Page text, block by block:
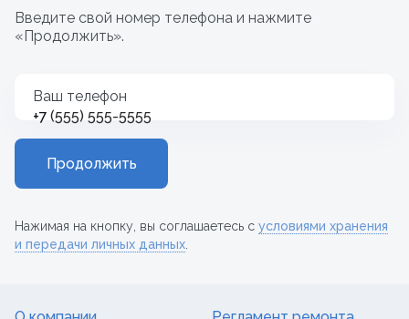
Введите свой номер телефона и нажмите
«Продолжить».
Ваш телефон
+7
Продолжить
Нажимая на кнопку, вы соглашаетесь с условиями хранения
и передачи личных данных